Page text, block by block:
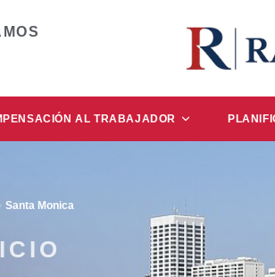
AL TRABAJADOR
Santa Monica